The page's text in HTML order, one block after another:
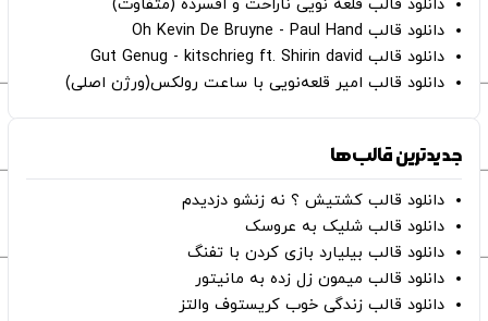
دانلود قالب قلعه نویی ناراحت و افسرده (متفاوت)
دانلود قالب Oh Kevin De Bruyne - Paul Hand
دانلود قالب Gut Genug - kitschrieg ft. Shirin david
دانلود قالب امیر قلعه‌نویی با ساعت رولکس(ورژن اصلی)
جدیدترین قالب‌ها
دانلود قالب کشتیش ؟ نه زنشو دزدیدم
دانلود قالب شلیک به عروسک
دانلود قالب بیلیارد بازی کردن با تفنگ
دانلود قالب میمون زل زده به مانیتور
دانلود قالب زندگی خوب کریستوف والتز